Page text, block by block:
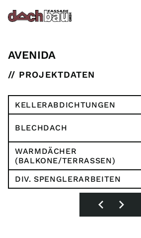
AVENIDA
// PROJEKTDATEN
KELLERABDICHTUNGEN
BLECHDACH
WARMDÄCHER
(BALKONE/TERRASSEN)
DIV. SPENGLERARBEITEN